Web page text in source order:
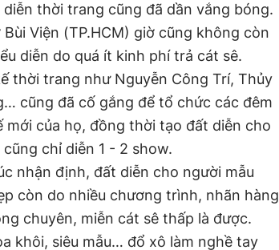
thời trang cũng đã dần vắng bóng.
Viện (TP.HCM) giờ cũng không còn
diễn do quá ít kinh phí trả cát sê.
thời trang như Nguyễn Công Trí, Thủy
cũng đã cố gắng để tổ chức các đêm
của họ, đồng thời tạo đất diễn cho
chỉ diễn 1 - 2 show.
nhận định, đất diễn cho người mẫu
còn do nhiều chương trình, nhãn hàng
chuyên, miễn cát sê thấp là được.
khôi, siêu mẫu… đổ xô làm nghề tay